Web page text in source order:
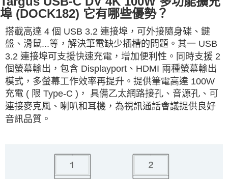
埠 (DOCK182) 它有哪些優勢？
搭載高達 4 個 USB 3.2 連接埠，可外接隨身碟、鍵
盤、滑鼠...等，解決筆電缺少插槽的問題。其一 USB
3.2 連接埠可支援快速充電，增加便利性。同時支援 2
個螢幕輸出，包含 Displayport、HDMI 兩種螢幕輸出
模式，多螢幕工作效率再提升。提供筆電高達 100W
充電 ( 限 Type-C )， 具備乙太網路接孔、音源孔、可
連接麥克風、喇叭和耳機，為視訊通話會議提供良好
音訊品質。